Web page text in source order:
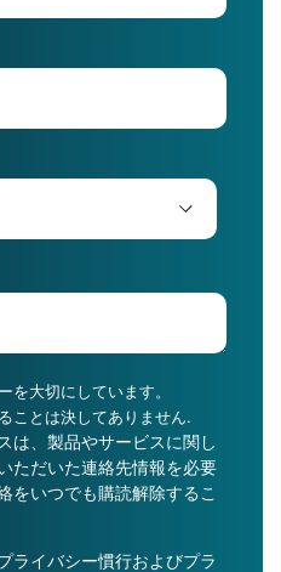
大切にしています。
ことは決してありません.
は、製品やサービスに関し
ただいた連絡先情報を必要
をいつでも購読解除するこ
ライバシー慣行およびプラ